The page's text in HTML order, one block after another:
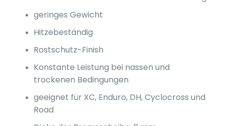
geringes Gewicht
Hitzebeständig
Rostschutz-Finish
Konstante Leistung bei nassen und
trockenen Bedingungen
geeignet für XC, Enduro, DH, Cyclocross und
Road